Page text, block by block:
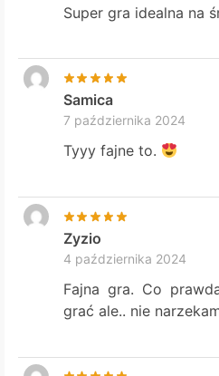
Super gra idealna na
Samica
7 października 2024
Tyyy fajne to.
Zyzio
4 października 2024
Fajna gra. Co
grać ale.. nie